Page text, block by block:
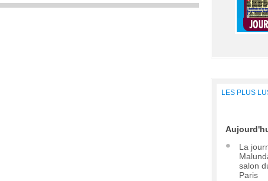
LES PLUS
La
salon
Paris